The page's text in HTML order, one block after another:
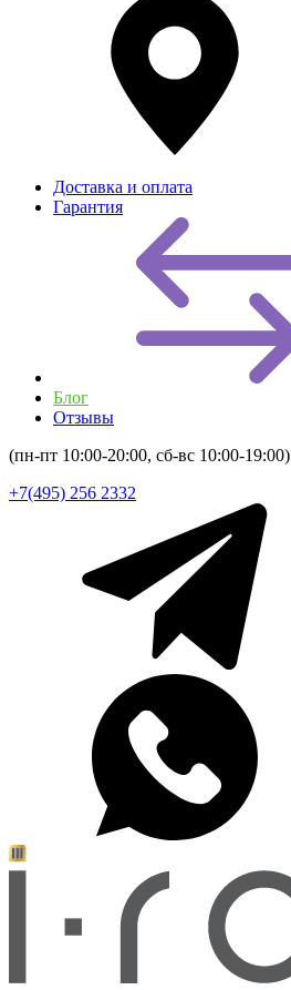
Доставка и оплата
Гарантия
Блог
Отзывы
(пн-пт 10:00-20:00, сб-вс 10:00-19:00)
+7(495) 256 2332